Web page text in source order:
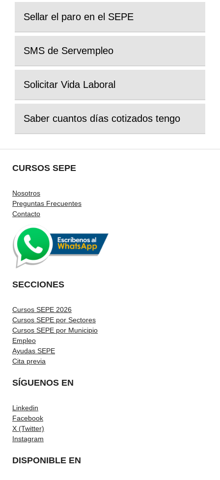
Sellar el paro en el SEPE
SMS de Servempleo
Solicitar Vida Laboral
Saber cuantos días cotizados tengo
CURSOS SEPE
Nosotros
Preguntas Frecuentes
Contacto
SECCIONES
Cursos SEPE 2026
Cursos SEPE por Sectores
Cursos SEPE por Municipio
Empleo
Ayudas SEPE
Cita previa
SÍGUENOS EN
Linkedin
Facebook
X (Twitter)
Instagram
DISPONIBLE EN